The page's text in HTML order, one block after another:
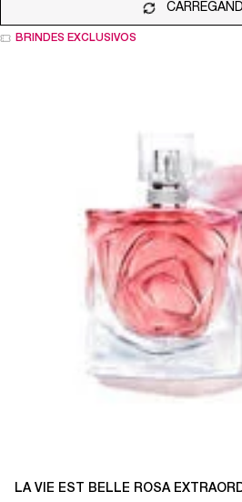
BRINDES EXCLUSIVOS
LA VIE EST BELLE ROSA